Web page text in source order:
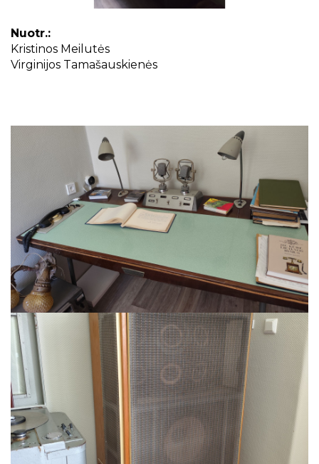
Piligrimų keliai Kauno rajone
Nuotr.:
Kristinos Meilutės
Virginijos Tamašauskienės